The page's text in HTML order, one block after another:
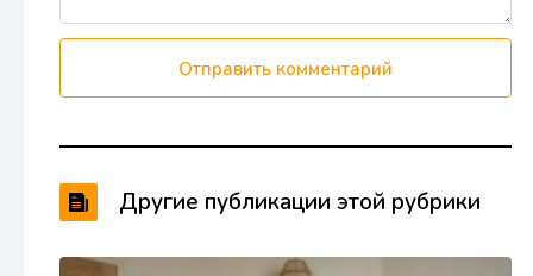
Отправить комментарий
Другие публикации этой рубрики